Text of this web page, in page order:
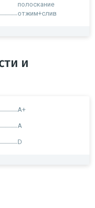
полоскание
отжим+слив
и
A+
A
D